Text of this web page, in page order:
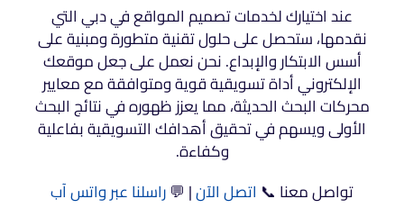
عند اختيارك لخدمات تصميم المواقع في دبي التي
نقدمها، ستحصل على حلول تقنية متطورة ومبنية على
أسس الابتكار والإبداع. نحن نعمل على جعل موقعك
الإلكتروني أداة تسويقية قوية ومتوافقة مع معايير
محركات البحث الحديثة، مما يعزز ظهوره في نتائج البحث
الأولى ويسهم في تحقيق أهدافك التسويقية بفاعلية
وكفاءة.
تواصل معنا 📞 اتصل الآن| 💬راسلنا عبر واتس آب